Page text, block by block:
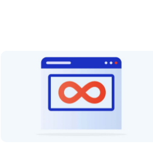
Comprar